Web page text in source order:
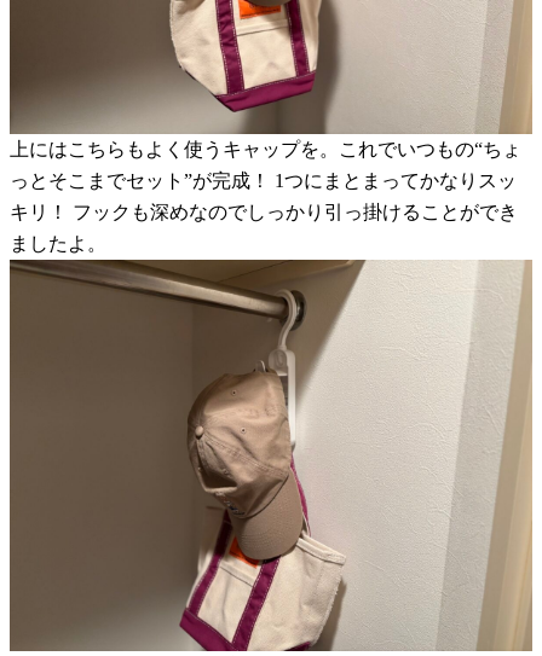
上にはこちらもよく使うキャップを。これでいつもの“ちょ
っとそこまでセット”が完成！ 1つにまとまってかなりスッ
キリ！ フックも深めなのでしっかり引っ掛けることができ
ましたよ。